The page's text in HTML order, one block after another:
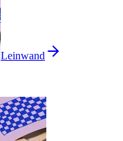
Leinwand